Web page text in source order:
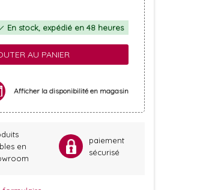
En stock, expédié en 48 heures
AU PANIER
Afficher la disponibilité en magasin
en
paiement
sécurisé